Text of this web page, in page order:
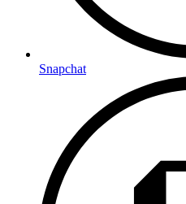
Snapchat